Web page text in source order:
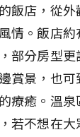
飯店，從外
情。飯店約
部分房型
賞景，也
療癒。溫
若不想在大